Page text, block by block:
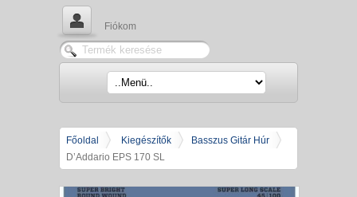
Fiókom
Főoldal Kiegészítők
Basszus Gitár Húr
D’Addario EPS 170 SL